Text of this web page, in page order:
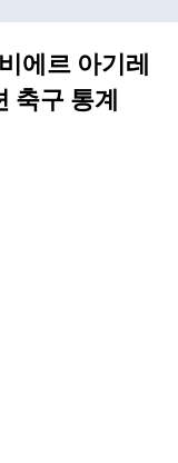
에르 아기레
축구 통계